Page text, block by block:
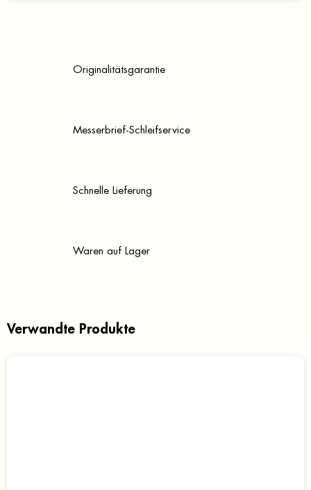
Originalitätsgarantie
Messerbrief-Schleifservice
Schnelle Lieferung
Waren auf Lager
Verwandte Produkte